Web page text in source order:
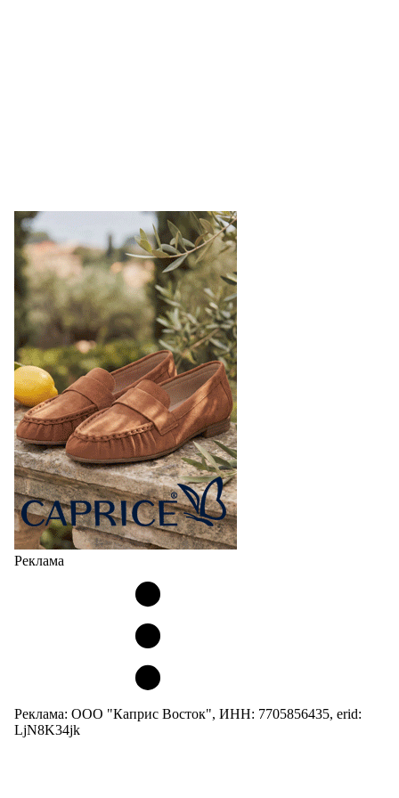
Реклама
Реклама: ООО "Каприс Восток", ИНН: 7705856435, erid:
LjN8K34jk